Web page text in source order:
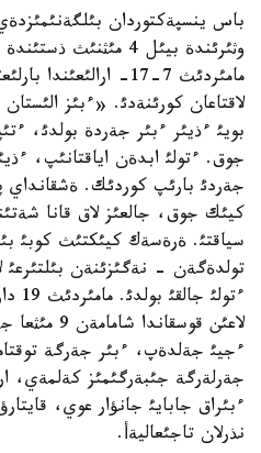
باس ينسپةكتوردان
وثئرئندة بيئل 4
مامئردئث 7-17-
لاقتاعان كورئنةدئ. «ءبئز
بويئ ءذيئر ءبئر جةردة بولدئ،
جوق. ءتولئ ابدةن اياقتانئپ،
جةردئ بارئپ كوردئك. ةشقانداي
كيئك جوق، جالعئز لاق قانا
سياقتئ. ةرةسةك كيئكتئث كوبئ
تولدةگةن - نةگئزئنةن بئلتئرعئ
لاعئن
ءجيئ جةلدةپ، ءبئر جةرگة
جةرلةرگة جئبةرگئمئز
ءبئراق جابايئ جانؤار عوي،
نذرلان تاجئعاليةأ.